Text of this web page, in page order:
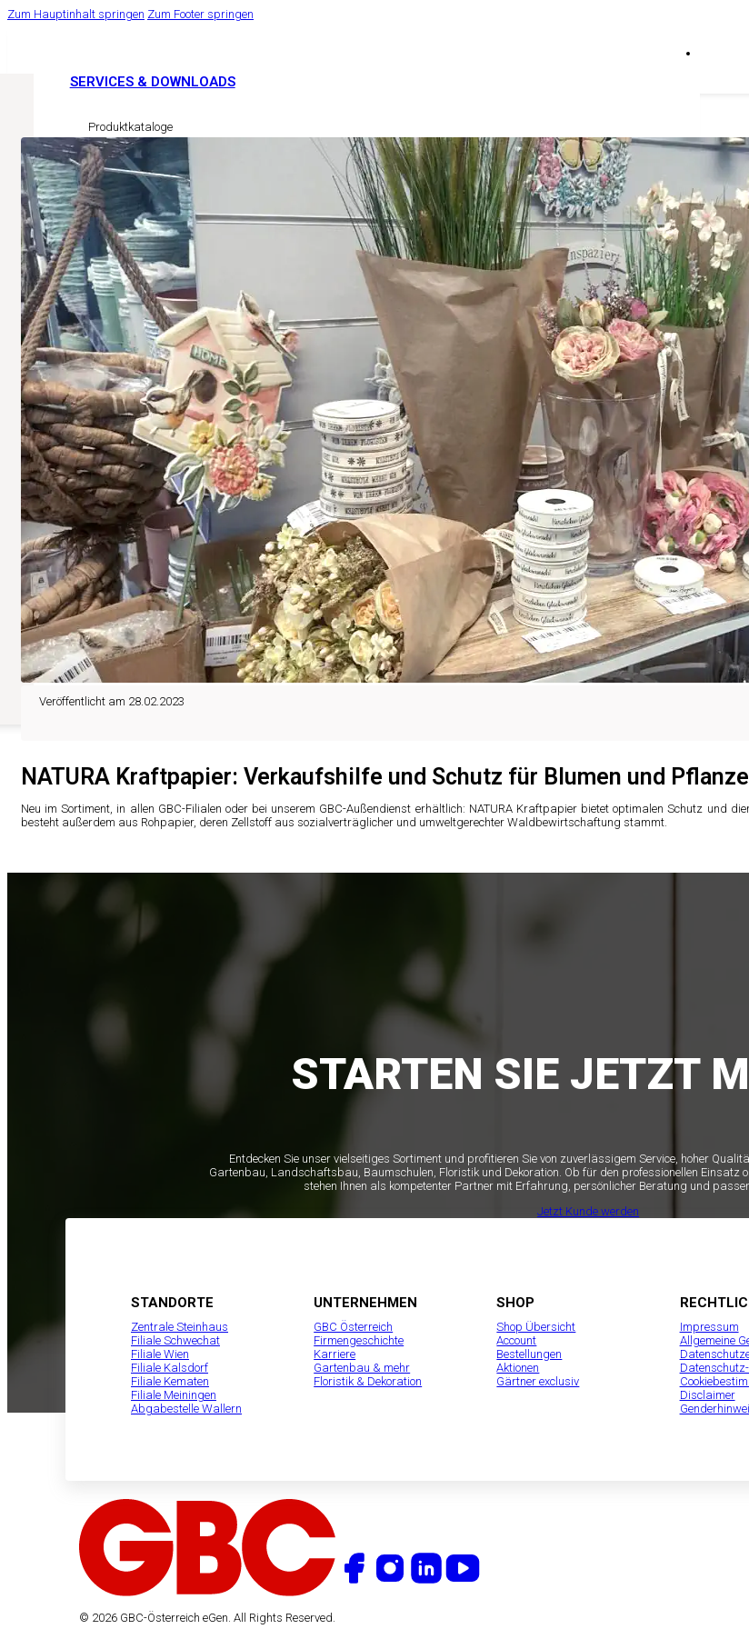
Zum Hauptinhalt springen Zum Footer springen
SERVICES & DOWNLOADS
Produktkataloge
Sicherheitsdatenblätter
LINKS
Pflanzenschutzregister AGES
Easy Cert Services
Ihr Florist
Ihre Gartengestalter
Veröffentlicht am 28.02.2023
NATURA Kraftpapier: Verkaufshilfe und Schutz für Blumen und
Neu im Sortiment, in allen GBC-Filialen oder bei unserem GBC-Außendienst erhältlich: NATURA Kraftpapier bietet optimalen Schutz und
besteht außerdem aus Rohpapier, deren Zellstoff aus sozialverträglicher und umweltgerechter Waldbewirtschaftung stammt.
STARTEN SIE JETZT
Entdecken Sie unser vielseitiges Sortiment und profitieren Sie von zuverlässigem Service, hoher
Gartenbau, Landschaftsbau, Baumschulen, Floristik und Dekoration. Ob für den professionellen Einsatz
stehen Ihnen als kompetenter Partner mit Erfahrung, persönlicher Beratung und
Jetzt Kunde werden
STANDORTE
Zentrale Steinhaus
Filiale Schwechat
Filiale Wien
Filiale Kalsdorf
Filiale Kematen
Filiale Meiningen
Abgabestelle Wallern
UNTERNEHMEN
GBC Österreich
Firmengeschichte
Karriere
Gartenbau & mehr
Floristik & Dekoration
SHOP
Shop Übersicht
Account
Bestellungen
Aktionen
Gärtner exclusiv
Impressum
Allgemeine
Disclaimer
© 2026 GBC-Österreich eGen. All Rights Reserved.